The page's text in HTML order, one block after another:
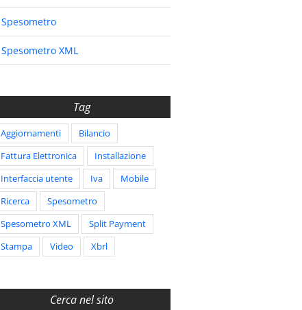
Spesometro
Spesometro XML
Tag
Aggiornamenti
Bilancio
Fattura Elettronica
Installazione
Interfaccia utente
Iva
Mobile
Ricerca
Spesometro
Spesometro XML
Split Payment
Stampa
Video Xbrl
Cerca nel sito